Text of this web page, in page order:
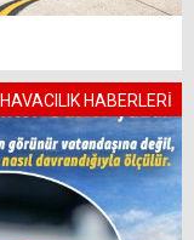
HAVACILIK HABERLERİ